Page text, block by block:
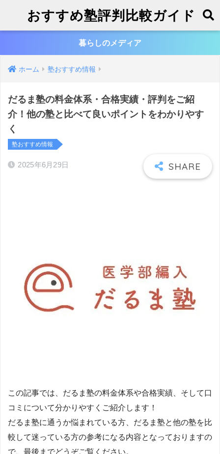
おすすめ塾評判比較ガイド
暮らしのメディア
ホーム 塾おすすめ情報
だるま塾の料金体系・合格実績・評判をご紹
介！他の塾と比べて良いポイントをわかりやす
く
塾おすすめ情報
2025年6月29日
この記事では、だるま塾の料金体系や合格実績、そして口
コミについて分かりやすくご紹介します！
だるま塾に通うか悩まれている方、だるま塾と他の塾を比
較して迷っている方の参考になる内容となっておりますの
で、最後までどうぞご覧ください。